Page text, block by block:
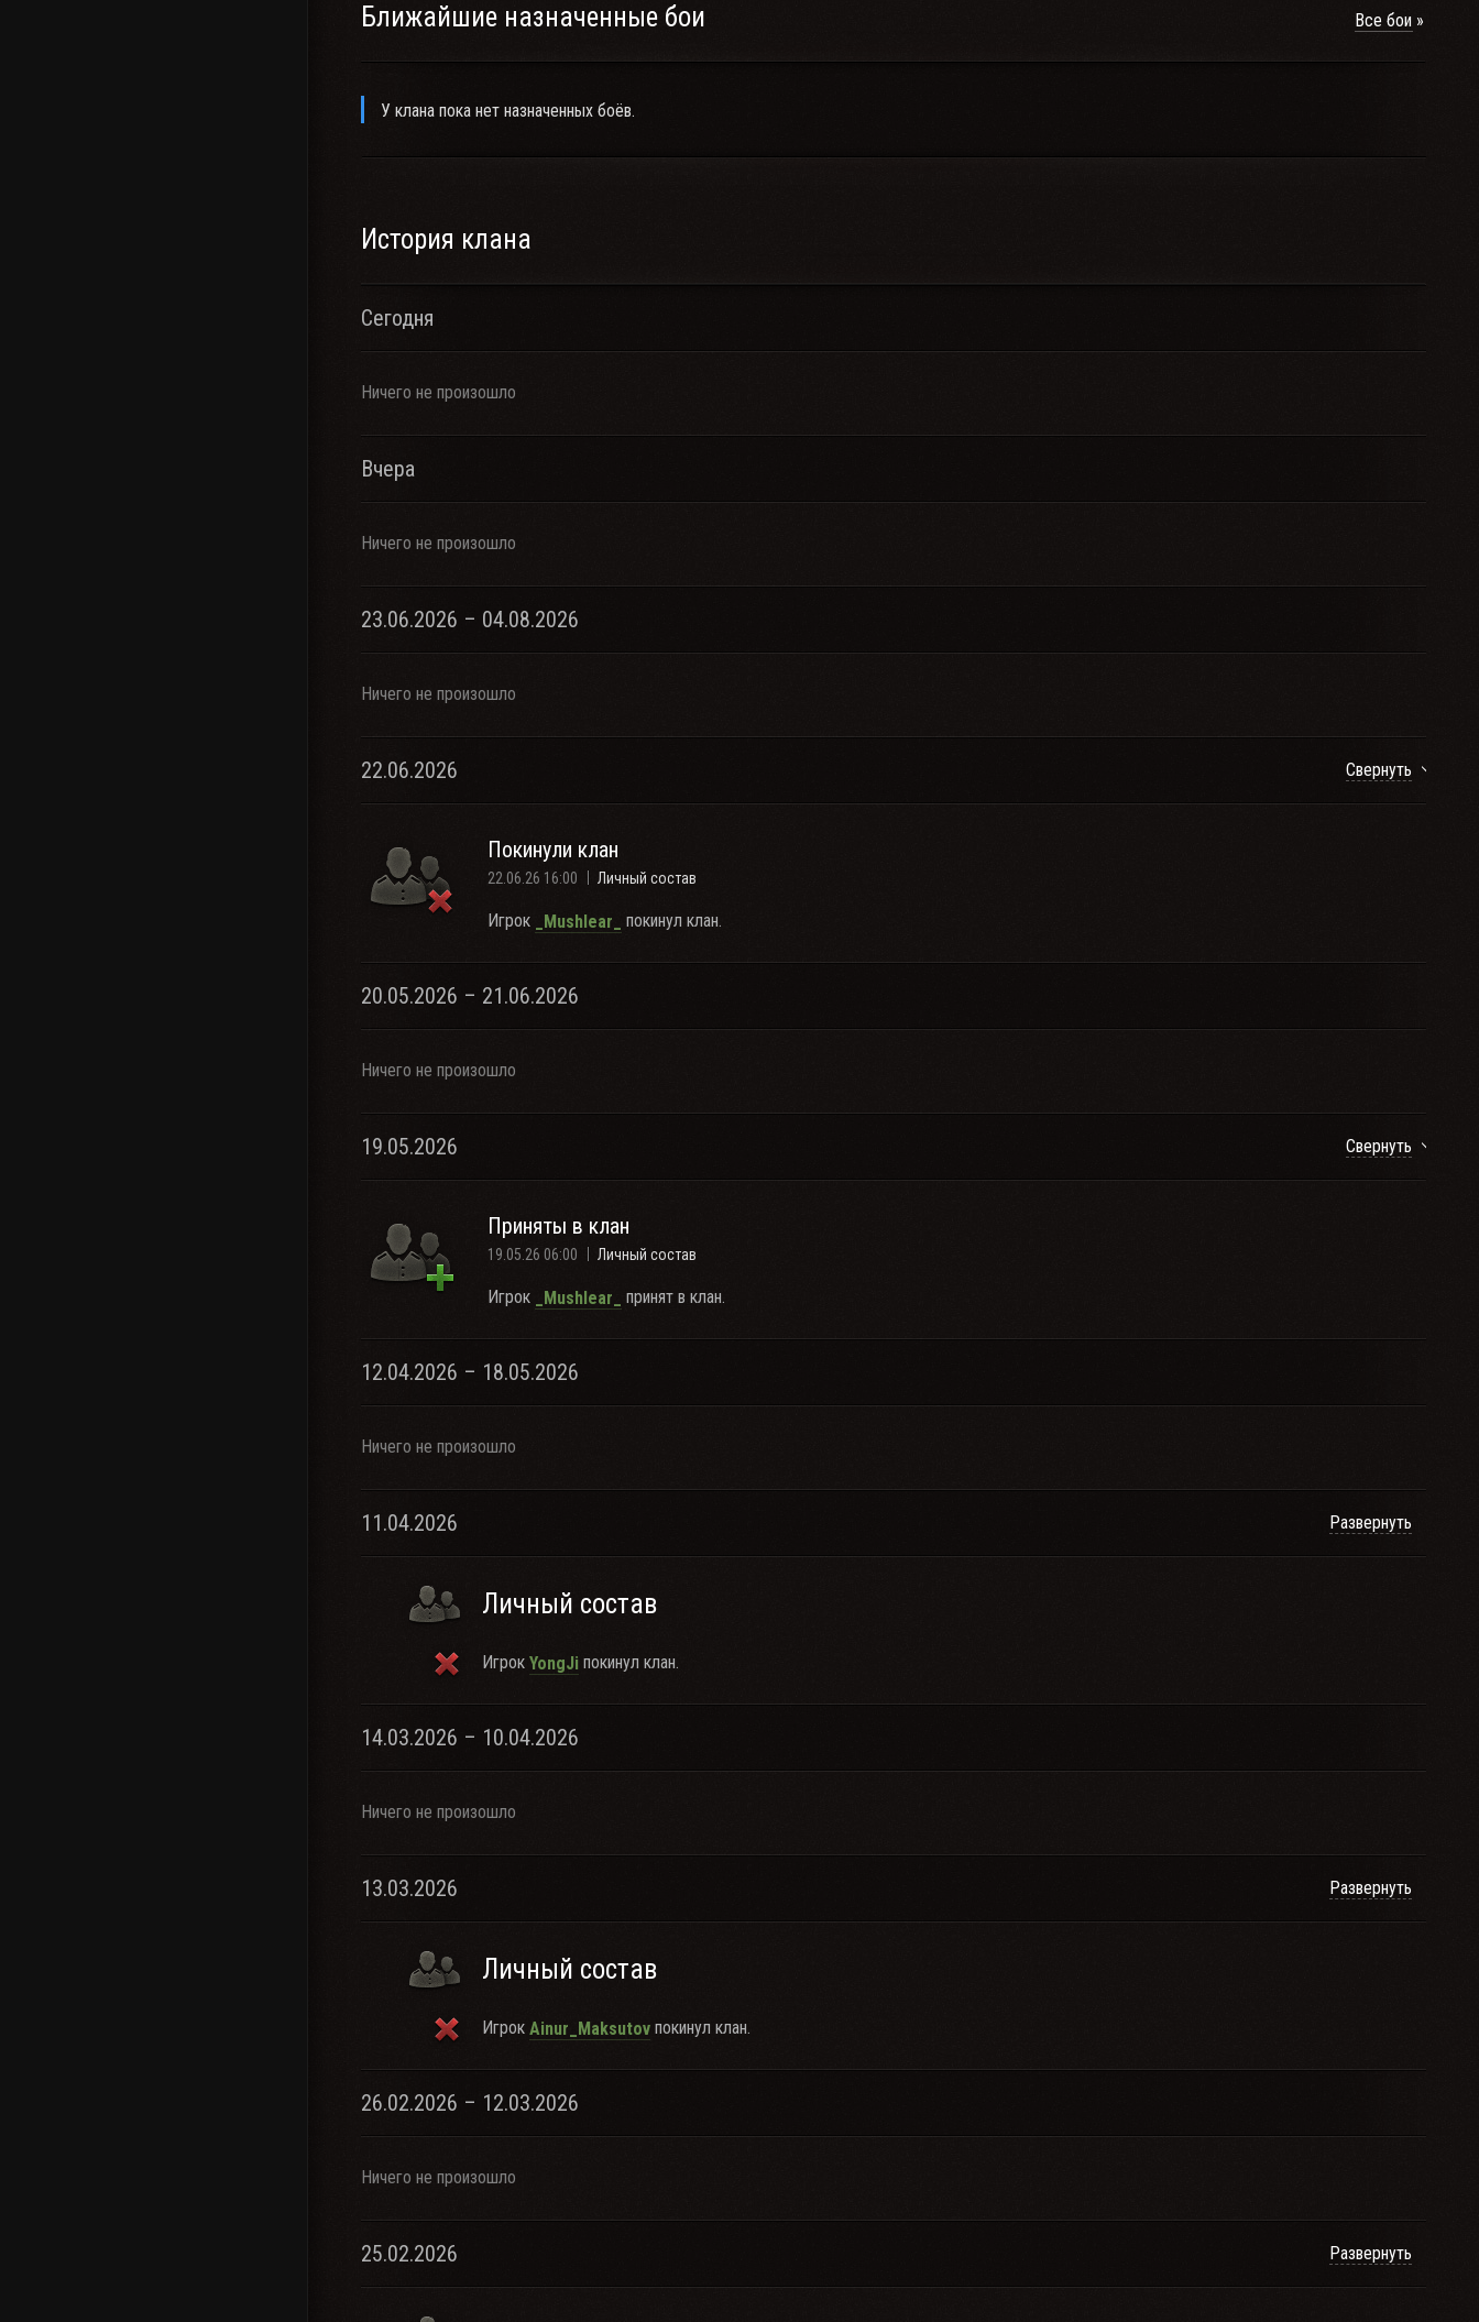
Ближайшие назначенные бои Все бои
У клана пока нет назначенных боёв.
История клана
Сегодня
Ничего не произошло
Вчера
Ничего не произошло
23.06.2026 – 04.08.2026
Ничего не произошло
22.06.2026 Свернуть
Покинули клан
22.06.26 16:00 Личный состав
Игрок _Mushlear_ покинул клан.
20.05.2026 – 21.06.2026
Ничего не произошло
19.05.2026 Свернуть
Приняты в клан
19.05.26 06:00 Личный состав
Игрок _Mushlear_ принят в клан.
12.04.2026 – 18.05.2026
Ничего не произошло
11.04.2026 Развернуть
Личный состав
Игрок YongJi покинул клан.
14.03.2026 – 10.04.2026
Ничего не произошло
13.03.2026 Развернуть
Личный состав
Игрок Ainur_Maksutov покинул клан.
26.02.2026 – 12.03.2026
Ничего не произошло
25.02.2026 Развернуть